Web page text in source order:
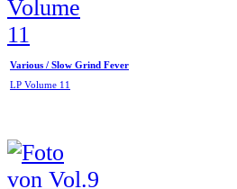
Various / Slow Grind Fever
LP Volume 11